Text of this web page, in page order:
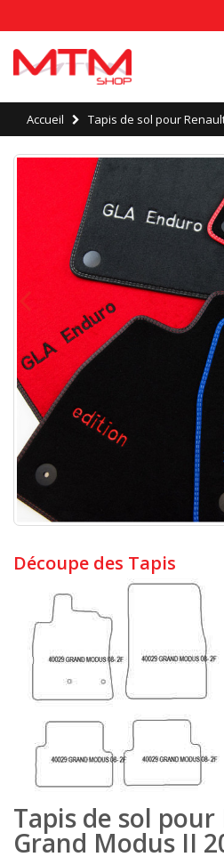
Accueil Tapis de sol pour
Découpe des Tapis
Tapis de sol
Grand Modus II